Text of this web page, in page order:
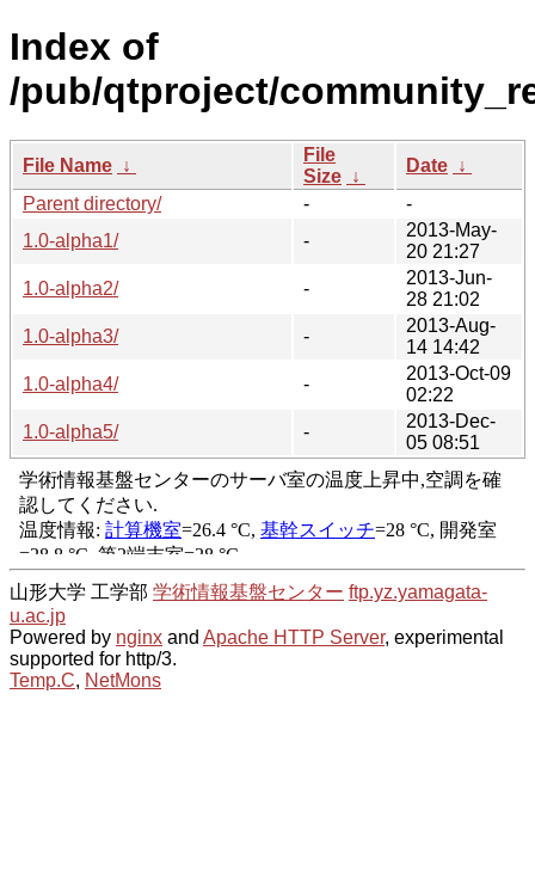
Index of
/pub/qtproject/
File Name ↓
File
Size ↓
Date ↓
Parent directory/
-
-
1.0-alpha1/
-
2013-May-
20 21:27
1.0-alpha2/
-
2013-Jun-
28 21:02
1.0-alpha3/
-
2013-Aug-
14 14:42
1.0-alpha4/
-
2013-Oct-09
02:22
1.0-alpha5/
-
2013-Dec-
05 08:51
山形大学 工学部 学術情報基盤センター ftp.yz.yamagata-
u.ac.jp
Powered by nginx and Apache HTTP Server, experimental
supported for http/3.
Temp.C, NetMons